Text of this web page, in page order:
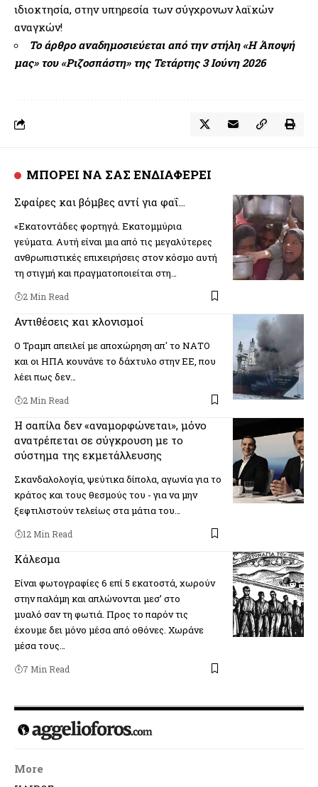
ιδιοκτησία, στην υπηρεσία των σύγχρονων λαϊκών
αναγκών!
Το άρθρο αναδημοσιεύεται από την στήλη «Η Άποψή
μας»του «Ριζοσπάστη» της Τετάρτης 3 Ιούνη 2026
ΜΠΟΡΕΙ ΝΑ ΣΑΣ ΕΝΔΙΑΦΕΡΕΙ
Σφαίρες και βόμβες αντί για φαΐ…
«Εκατοντάδες φορτηγά. Εκατομμύρια
γεύματα. Αυτή είναι μια από τις μεγαλύτερες
ανθρωπιστικές επιχειρήσεις στον κόσμο αυτή
τη στιγμή και πραγματοποιείται στη…
2 Min Read
Αντιθέσεις και κλονισμοί
Ο Τραμπ απειλεί με αποχώρηση απ' το ΝΑΤΟ
και οι ΗΠΑ κουνάνε το δάχτυλο στην ΕΕ, που
λέει πως δεν…
2 Min Read
Η σαπίλα δεν «αναμορφώνεται», μόνο
ανατρέπεται σε σύγκρουση με το
σύστημα της εκμετάλλευσης
Σκανδαλολογία, ψεύτικα δίπολα, αγωνία για το
κράτος και τους θεσμούς του - για να μην
ξεφτιλιστούν τελείως στα μάτια του…
12 Min Read
Κάλεσμα
Είναι φωτογραφίες 6 επί 5 εκατοστά, χωρούν
στην παλάμη και απλώνονται μεσ’ στο
μυαλό σαν τη φωτιά. Προς το παρόν τις
έχουμε δει μόνο μέσα από οθόνες. Χωράνε
μέσα τους…
7 Min Read
More